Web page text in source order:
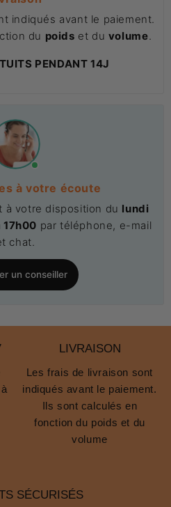
indiqués avant le paiement.
du poids et du volume
PENDANT 14J
à votre écoute
à votre disposition du lundi
par téléphone, e-mail
chat.
un conseiller
LIVRAISON
Les frais de livraison sont
indiqués avant le paiement.
Ils sont calculés en
fonction du poids et du
volume
SÉCURISÉS